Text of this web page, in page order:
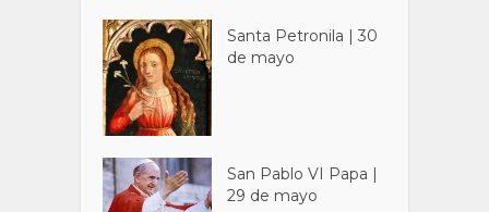
Santa Petronila | 30
de mayo
San Pablo VI Papa |
29 de mayo